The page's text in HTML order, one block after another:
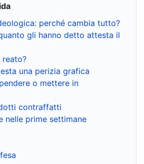
perché cambia tutto?
gli hanno detto attesta il
reato?
una perizia grafica
o mettere in
contraffatti
nelle prime settimane